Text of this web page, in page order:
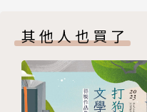
12
13
左拉年表
其他人也買了